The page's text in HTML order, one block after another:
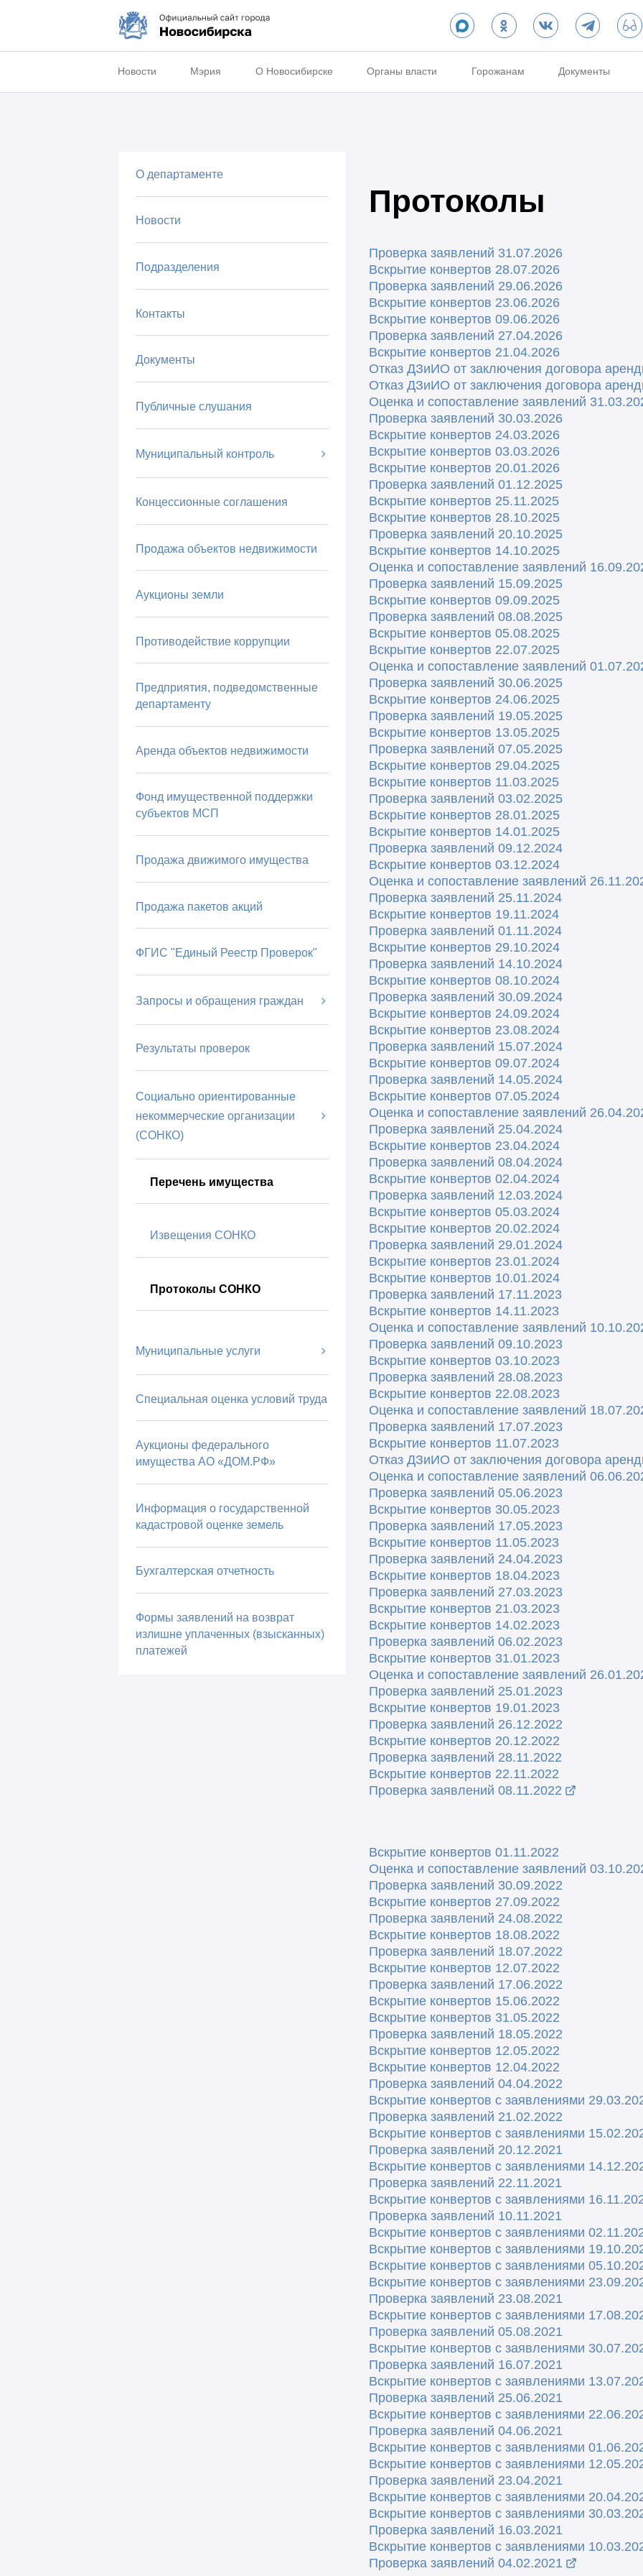
Новости Мэрия О Новосибирске Органы власти Горожанам Документы
О департаменте
Новости
Подразделения
Контакты
Документы
Публичные слушания
Муниципальный контроль
Концессионные соглашения
Продажа объектов недвижимости
Аукционы земли
Противодействие коррупции
Предприятия, подведомственные
департаменту
Аренда объектов недвижимости
Фонд имущественной поддержки
субъектов МСП
Продажа движимого имущества
Продажа пакетов акций
ФГИС "Единый Реестр Проверок"
Запросы и обращения граждан
Результаты проверок
Социально ориентированные
некоммерческие организации
(СОНКО)
Перечень имущества
Извещения СОНКО
Протоколы СОНКО
Муниципальные услуги
Специальная оценка условий труда
Аукционы федерального
имущества АО «ДОМ.РФ»
Информация о государственной
кадастровой оценке земель
Бухгалтерская отчетность
Формы заявлений на возврат
излишне уплаченных (взысканных)
платежей
Протоколы
Проверка заявлений 31.07.2026
Вскрытие конвертов 28.07.2026
Проверка заявлений 29.06.2026
Вскрытие конвертов 23.06.2026
Вскрытие конвертов 09.06.2026
Проверка заявлений 27.04.2026
Вскрытие конвертов 21.04.2026
Отказ ДЗиИО от заключения договора
Отказ ДЗиИО от заключения договора
Оценка и сопоставление заявлений
Проверка заявлений 30.03.2026
Вскрытие конвертов 24.03.2026
Вскрытие конвертов 03.03.2026
Вскрытие конвертов 20.01.2026
Проверка заявлений 01.12.2025
Вскрытие конвертов 25.11.2025
Вскрытие конвертов 28.10.2025
Проверка заявлений 20.10.2025
Вскрытие конвертов 14.10.2025
Оценка и сопоставление заявлений
Проверка заявлений 15.09.2025
Вскрытие конвертов 09.09.2025
Проверка заявлений 08.08.2025
Вскрытие конвертов 05.08.2025
Вскрытие конвертов 22.07.2025
Оценка и сопоставление заявлений
Проверка заявлений 30.06.2025
Вскрытие конвертов 24.06.2025
Проверка заявлений 19.05.2025
Вскрытие конвертов 13.05.2025
Проверка заявлений 07.05.2025
Вскрытие конвертов 29.04.2025
Вскрытие конвертов 11.03.2025
Проверка заявлений 03.02.2025
Вскрытие конвертов 28.01.2025
Вскрытие конвертов 14.01.2025
Проверка заявлений 09.12.2024
Вскрытие конвертов 03.12.2024
Оценка и сопоставление заявлений
Проверка заявлений 25.11.2024
Вскрытие конвертов 19.11.2024
Проверка заявлений 01.11.2024
Вскрытие конвертов 29.10.2024
Проверка заявлений 14.10.2024
Вскрытие конвертов 08.10.2024
Проверка заявлений 30.09.2024
Вскрытие конвертов 24.09.2024
Вскрытие конвертов 23.08.2024
Проверка заявлений 15.07.2024
Вскрытие конвертов 09.07.2024
Проверка заявлений 14.05.2024
Вскрытие конвертов 07.05.2024
Оценка и сопоставление заявлений
Проверка заявлений 25.04.2024
Вскрытие конвертов 23.04.2024
Проверка заявлений 08.04.2024
Вскрытие конвертов 02.04.2024
Проверка заявлений 12.03.2024
Вскрытие конвертов 05.03.2024
Вскрытие конвертов 20.02.2024
Проверка заявлений 29.01.2024
Вскрытие конвертов 23.01.2024
Вскрытие конвертов 10.01.2024
Проверка заявлений 17.11.2023
Вскрытие конвертов 14.11.2023
Оценка и сопоставление заявлений
Проверка заявлений 09.10.2023
Вскрытие конвертов 03.10.2023
Проверка заявлений 28.08.2023
Вскрытие конвертов 22.08.2023
Оценка и сопоставление заявлений
Проверка заявлений 17.07.2023
Вскрытие конвертов 11.07.2023
Отказ ДЗиИО от заключения договора
Оценка и сопоставление заявлений
Проверка заявлений 05.06.2023
Вскрытие конвертов 30.05.2023
Проверка заявлений 17.05.2023
Вскрытие конвертов 11.05.2023
Проверка заявлений 24.04.2023
Вскрытие конвертов 18.04.2023
Проверка заявлений 27.03.2023
Вскрытие конвертов 21.03.2023
Вскрытие конвертов 14.02.2023
Проверка заявлений 06.02.2023
Вскрытие конвертов 31.01.2023
Оценка и сопоставление заявлений
Проверка заявлений 25.01.2023
Вскрытие конвертов 19.01.2023
Проверка заявлений 26.12.2022
Вскрытие конвертов 20.12.2022
Проверка заявлений 28.11.2022
Вскрытие конвертов 22.11.2022
Проверка заявлений 08.11.2022
Вскрытие конвертов 01.11.2022
Оценка и сопоставление заявлений
Проверка заявлений 30.09.2022
Вскрытие конвертов 27.09.2022
Проверка заявлений 24.08.2022
Вскрытие конвертов 18.08.2022
Проверка заявлений 18.07.2022
Вскрытие конвертов 12.07.2022
Проверка заявлений 17.06.2022
Вскрытие конвертов 15.06.2022
Вскрытие конвертов 31.05.2022
Проверка заявлений 18.05.2022
Вскрытие конвертов 12.05.2022
Вскрытие конвертов 12.04.2022
Проверка заявлений 04.04.2022
Вскрытие конвертов с заявлениями
Проверка заявлений 21.02.2022
Вскрытие конвертов с заявлениями
Проверка заявлений 20.12.2021
Вскрытие конвертов с заявлениями
Проверка заявлений 22.11.2021
Вскрытие конвертов с заявлениями
Проверка заявлений 10.11.2021
Вскрытие конвертов с заявлениями
Вскрытие конвертов с заявлениями
Вскрытие конвертов с заявлениями
Вскрытие конвертов с заявлениями
Проверка заявлений 23.08.2021
Вскрытие конвертов с заявлениями
Проверка заявлений 05.08.2021
Вскрытие конвертов с заявлениями
Проверка заявлений 16.07.2021
Вскрытие конвертов с заявлениями
Проверка заявлений 25.06.2021
Вскрытие конвертов с заявлениями
Проверка заявлений 04.06.2021
Вскрытие конвертов с заявлениями
Вскрытие конвертов с заявлениями
Проверка заявлений 23.04.2021
Вскрытие конвертов с заявлениями
Вскрытие конвертов с заявлениями
Проверка заявлений 16.03.2021
Вскрытие конвертов с заявлениями
Проверка заявлений 04.02.2021